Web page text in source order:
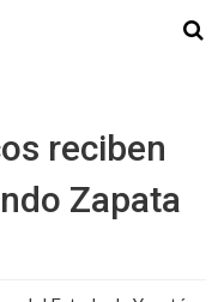
reciben
Zapata